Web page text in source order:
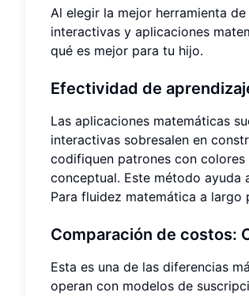
Al elegir la mejor herramienta
interactivas y aplicaciones
qué es mejor para tu hijo.
Efectividad de
Las aplicaciones matemáticas
interactivas sobresalen en
codifiquen patrones con
conceptual. Este método ayuda
Para fluidez matemática a largo
Comparación de costos:
Esta es una de las diferencias
operan con modelos de